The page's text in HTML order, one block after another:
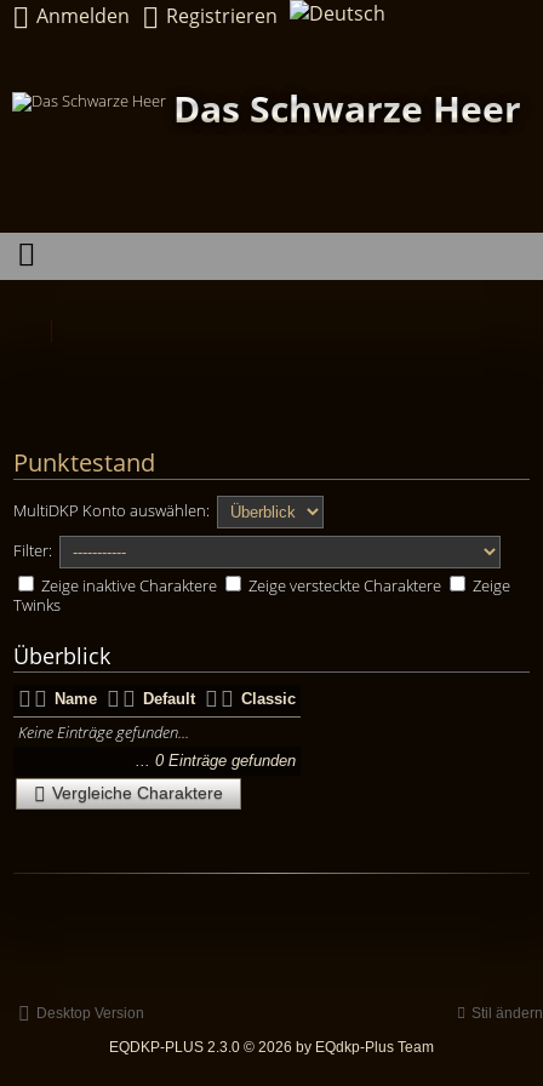
Anmelden Registrieren
Das Schwarze Heer
Punktestand
MultiDKP Konto auswählen:
Filter:
Zeige inaktive Charaktere
Zeige versteckte Charaktere
Zeige
Twinks
Überblick
Name Default Classic
Keine Einträge gefunden...
... 0 Einträge gefunden
Vergleiche Charaktere
Desktop Version
Stil ändern
EQDKP-PLUS 2.3.0 © 2026 by EQdkp-Plus Team